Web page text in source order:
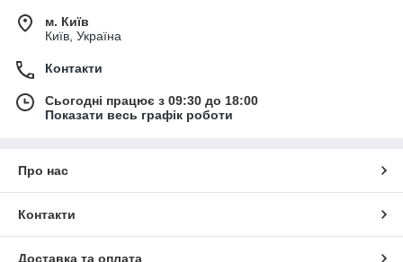
м. Київ
Київ, Україна
Контакти
Сьогодні працює з 09:30 до 18:00
Показати весь графік роботи
Про нас
Контакти
Доставка та оплата